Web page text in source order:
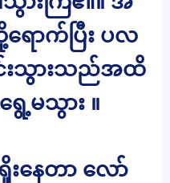
ောက်ပြီး ပလ
င်းသွားသည်အထိ
ေ့မသွား ။
းနေတာ လော်